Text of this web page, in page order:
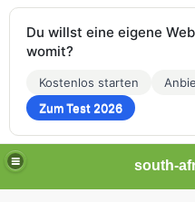
south-
Du willst eine eigene
womit?
Kostenlos starten
Zum Test 2026